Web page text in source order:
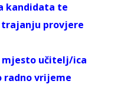
kandidata te
provjere
mjesto učitelj/ica
radno vrijeme